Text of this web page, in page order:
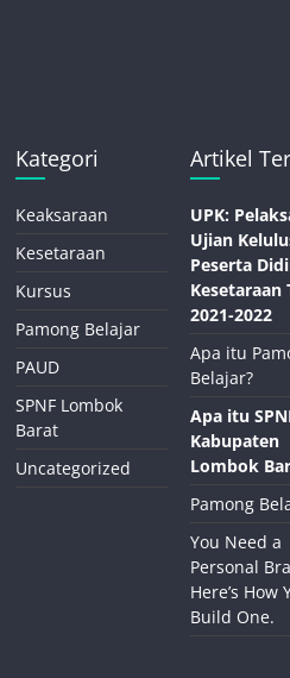
Kategori
Keaksaraan
Kesetaraan
Kursus
Pamong Belajar
PAUD
SPNF Lombok
Barat
Uncategorized
Artikel
UPK:
Ujian
Peserta
Kesetaraan
2021-2022
Apa itu
Belajar?
Apa itu
Kabupaten
Lombok
Pamong
You Need a
Personal
Here’s How
Build One.